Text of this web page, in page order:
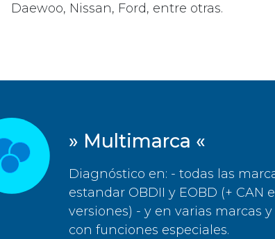
Daewoo, Nissan, Ford, entre otras.
» Multimarca «
Diagnóstico en: - todas las
estandar OBDII y EOBD (+ CAN
versiones) - y en varias marcas
con funciones especiales.